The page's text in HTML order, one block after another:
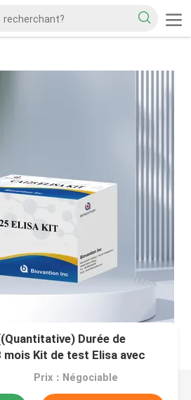
Durée de
Kit de test Elisa avec
Prix：Négociable